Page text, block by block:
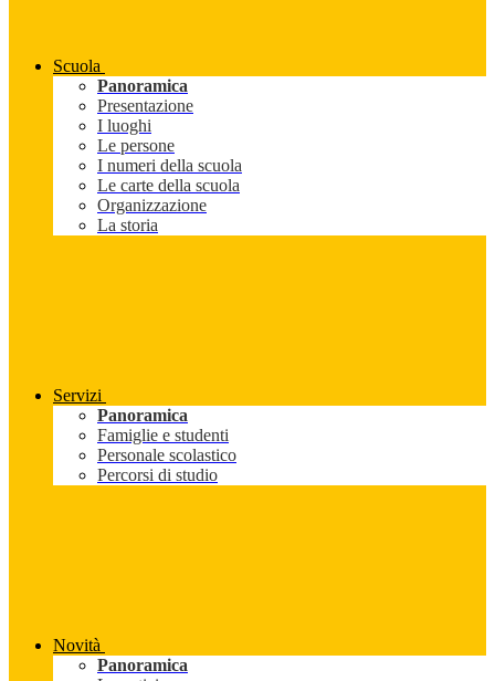
Scuola
Panoramica
Presentazione
I luoghi
Le persone
I numeri della scuola
Le carte della scuola
Organizzazione
La storia
Servizi
Panoramica
Famiglie e studenti
Personale scolastico
Percorsi di studio
Novità
Panoramica